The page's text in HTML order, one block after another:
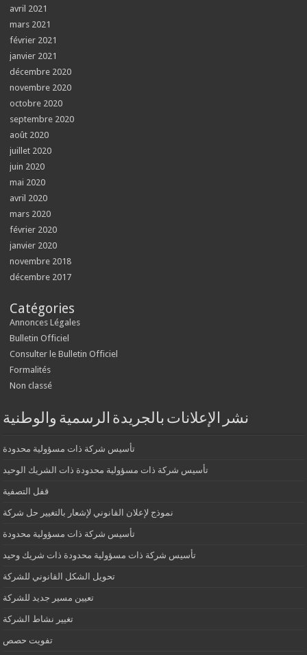
avril 2021
mars 2021
février 2021
janvier 2021
décembre 2020
novembre 2020
octobre 2020
septembre 2020
août 2020
juillet 2020
juin 2020
mai 2020
avril 2020
mars 2020
février 2020
janvier 2020
novembre 2018
décembre 2017
Catégories
Annonces Légales
Bulletin Officiel
Consulter le Bulletin Officiel
Formalités
Non classé
نشر الإعلانات بالجريدة الرسمية والوطنية
تأسيس شركة ذات مسؤولية محدودة
تأسيس شركة ذات مسؤولية محدودة ذات الشريك الوحيد
قفل التصفية
نموذج لإعلان القانوني لإشعار بالتغيير حل شركة
تأسيس شركة ذات مسؤولية محدودة
تأسيس شركة ذات مسؤولية محدودة ذات شريك وحيد
تحويل الشكل القانوني للشركة
تعيين مسير جديد للشركة
تغيير نشاط الشركة
تفويت حصص